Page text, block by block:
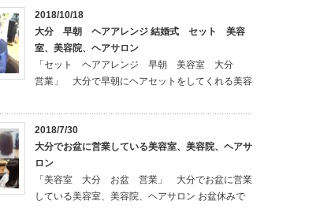
2018/10/18
大分 早朝 ヘアアレンジ 結婚式 セット 美容
室、美容院、ヘアサロン
「セット ヘアアレンジ 早朝 美容室 大分
営業」 大分で早朝にヘアセットをしてくれる美容
2018/7/30
大分でお盆に営業している美容室、美容院、ヘアサ
ロン
「美容室 大分 お盆 営業」 大分でお盆に営業
している美容室、美容院、ヘアサロン お盆休みで